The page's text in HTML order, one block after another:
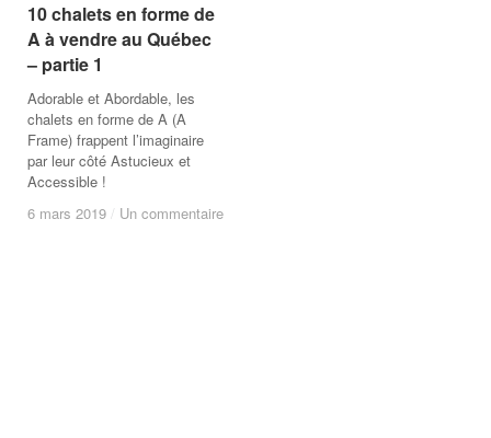
10 chalets en forme de
A à vendre au Québec
– partie 1
Adorable et Abordable, les
chalets en forme de A (A
Frame) frappent l’imaginaire
par leur côté Astucieux et
Accessible !
6 mars 2019 / Un commentaire
10 chalets en forme de
A à vendre au Québec
– partie 1
6 mars 2019 / Un commentaire